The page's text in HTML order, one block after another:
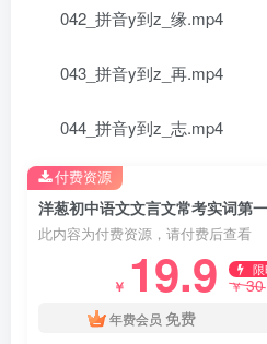
042_拼音y到z_缘.mp4
043_拼音y到z_再.mp4
044_拼音y到z_志.mp4
此内容为付费资源，请付费后查看
￥ 19.9 限
￥30
年费会员 免费
付费资源